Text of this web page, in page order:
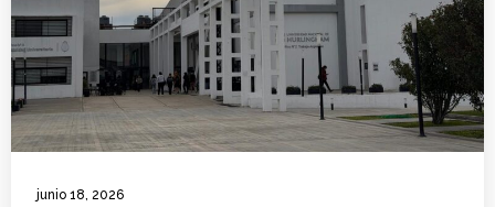
junio 18, 2026